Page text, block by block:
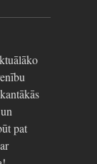
pat